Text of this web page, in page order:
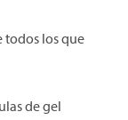
todos los que
de gel